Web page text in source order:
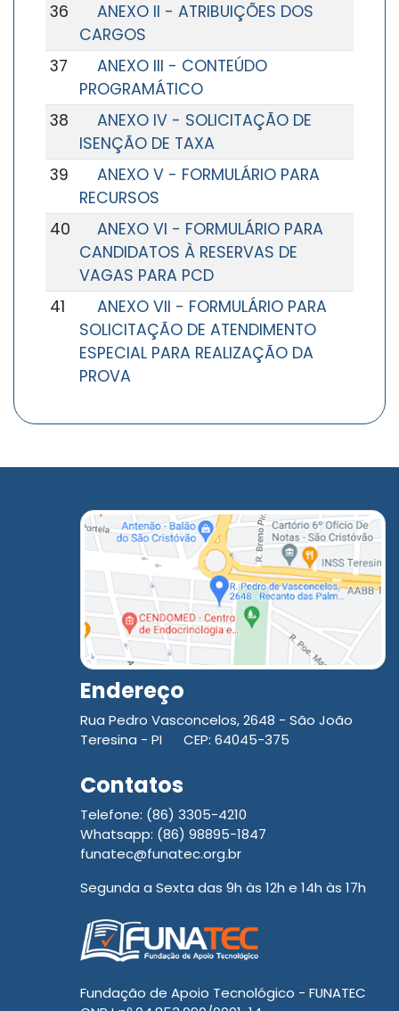
36
ANEXO II - ATRIBUIÇÕES DOS
CARGOS
37
ANEXO III - CONTEÚDO
PROGRAMÁTICO
38
ANEXO IV - SOLICITAÇÃO DE
ISENÇÃO DE TAXA
39
ANEXO V - FORMULÁRIO PARA
RECURSOS
40
ANEXO VI - FORMULÁRIO PARA
CANDIDATOS À RESERVAS DE
VAGAS PARA PCD
41
ANEXO VII - FORMULÁRIO PARA
SOLICITAÇÃO DE ATENDIMENTO
ESPECIAL PARA REALIZAÇÃO DA
PROVA
Endereço
Rua Pedro Vasconcelos, 2648 - São João
Teresina - PI CEP: 64045-375
Contatos
Telefone: (86) 3305-4210
Whatsapp: (86) 98895-1847
funatec@funatec.org.br
Segunda a Sexta das 9h às 12h e 14h às 17h
Fundação de Apoio Tecnológico - FUNATEC